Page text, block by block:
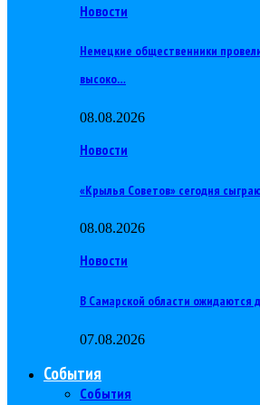
Новости
Немецкие общественники
высоко…
08.08.2026
Новости
«Крылья Советов» сегодня
08.08.2026
Новости
В Самарской области ожидаются
07.08.2026
События
События